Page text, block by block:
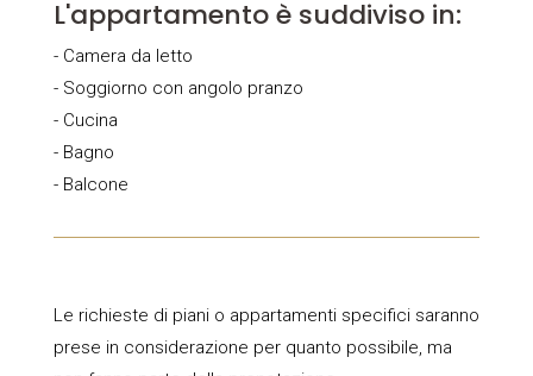
L'appartamento è suddiviso in:
- Camera da letto
- Soggiorno con angolo pranzo
- Cucina
- Bagno
- Balcone
Le richieste di piani o appartamenti specifici saranno
prese in considerazione per quanto possibile, ma